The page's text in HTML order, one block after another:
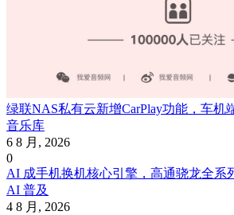
绿联NAS私有云新增CarPlay功能，车机
音乐库
6 8 月, 2026
0
AI 成手机换机核心引擎，高通骁龙全系
AI 普及
4 8 月, 2026